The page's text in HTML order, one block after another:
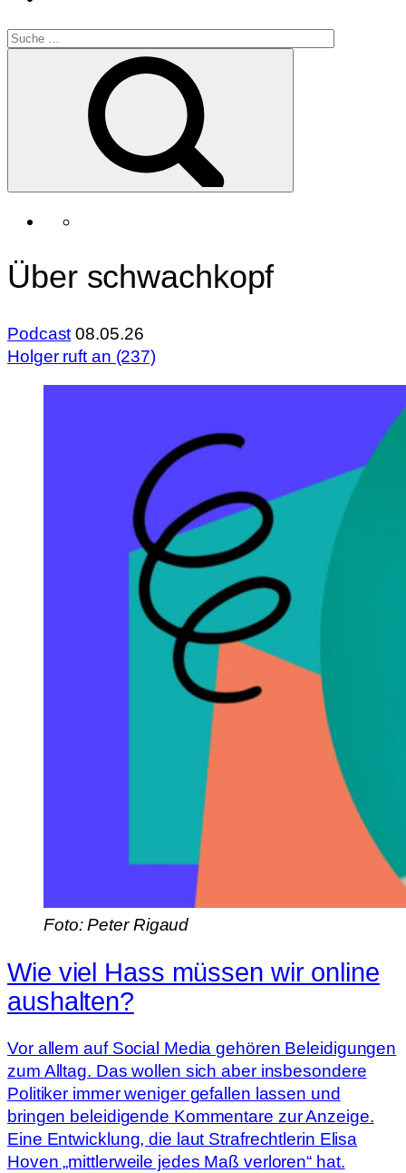
Über schwachkopf
Podcast 08.05.26
Holger ruft an (237)
Foto: Peter Rigaud
Wie viel Hass müssen wir online
aushalten?
Vor allem auf Social Media gehören Beleidigungen
zum Alltag. Das wollen sich aber insbesondere
Politiker immer weniger gefallen lassen und
bringen beleidigende Kommentare zur Anzeige.
Eine Entwicklung, die laut Strafrechtlerin Elisa
Hoven „mittlerweile jedes Maß verloren“ hat.